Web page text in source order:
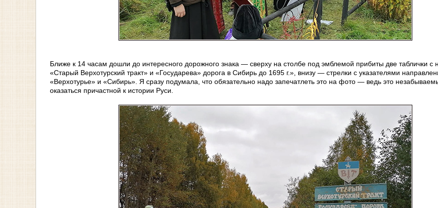
Ближе к 14 часам дошли до интересного дорожного знака — сверху на столбе под эмблемой прибиты две таблички с
«Старый Верхотурский тракт» и «Государева» дорога в Сибирь до 1695 г.», внизу — стрелки с указателями
«Верхотурье» и «Сибирь». Я сразу подумала, что обязательно надо запечатлеть это на фото — ведь это
оказаться причастной к истории Руси.